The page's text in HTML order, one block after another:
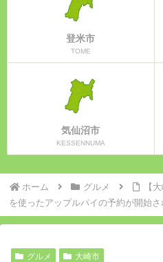
登米市
TOME
気仙沼市
KESSENNUMA
ホーム グルメ
【
を使ったアップルパイの予約が開始さ
グルメ 大崎市